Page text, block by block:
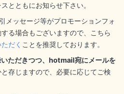
とともにお知らせ下さい。
メッセージ等がプロモーションフォ
る場合もございますので、こちら
だく ことを推奨しております。
ただきつつ、hotmail宛にメールを
存じますので、必要に応じてご検